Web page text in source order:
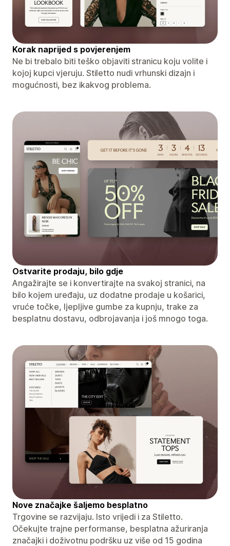
Korak naprijed s povjerenjem
Ne bi trebalo biti teško objaviti stranicu koju volite i
kojoj kupci vjeruju. Stiletto nudi vrhunski dizajn i
mogućnosti, bez ikakvog problema.
Ostvarite prodaju, bilo gdje
Angažirajte se i konvertirajte na svakoj stranici, na
bilo kojem uređaju, uz dodatne prodaje u košarici,
vruće točke, ljepljive gumbe za kupnju, trake za
besplatnu dostavu, odbrojavanja i još mnogo toga.
Nove značajke šaljemo besplatno
Trgovine se razvijaju. Isto vrijedi i za Stiletto.
Očekujte trajne performanse, besplatna ažuriranja
značajki i doživotnu podršku uz više od 15 godina